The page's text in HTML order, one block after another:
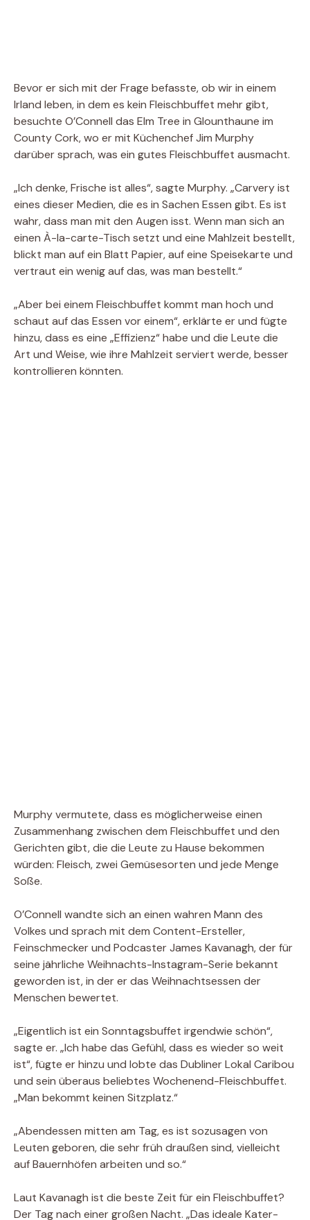
Bevor er sich mit der Frage befasste, ob wir in einem
Irland leben, in dem es kein Fleischbuffet mehr gibt,
besuchte O’Connell das Elm Tree in Glounthaune im
County Cork, wo er mit Küchenchef Jim Murphy
darüber sprach, was ein gutes Fleischbuffet ausmacht.
„Ich denke, Frische ist alles“, sagte Murphy. „Carvery ist
eines dieser Medien, die es in Sachen Essen gibt. Es ist
wahr, dass man mit den Augen isst. Wenn man sich an
einen À-la-carte-Tisch setzt und eine Mahlzeit bestellt,
blickt man auf ein Blatt Papier, auf eine Speisekarte und
vertraut ein wenig auf das, was man bestellt.“
„Aber bei einem Fleischbuffet kommt man hoch und
schaut auf das Essen vor einem“, erklärte er und fügte
hinzu, dass es eine „Effizienz“ habe und die Leute die
Art und Weise, wie ihre Mahlzeit serviert werde, besser
kontrollieren könnten.
Murphy vermutete, dass es möglicherweise einen
Zusammenhang zwischen dem Fleischbuffet und den
Gerichten gibt, die die Leute zu Hause bekommen
würden: Fleisch, zwei Gemüsesorten und jede Menge
Soße.
O’Connell wandte sich an einen wahren Mann des
Volkes und sprach mit dem Content-Ersteller,
Feinschmecker und Podcaster James Kavanagh, der für
seine jährliche Weihnachts-Instagram-Serie bekannt
geworden ist, in der er das Weihnachtsessen der
Menschen bewertet.
„Eigentlich ist ein Sonntagsbuffet irgendwie schön“,
sagte er. „Ich habe das Gefühl, dass es wieder so weit
ist“, fügte er hinzu und lobte das Dubliner Lokal Caribou
und sein überaus beliebtes Wochenend-Fleischbuffet.
„Man bekommt keinen Sitzplatz.“
„Abendessen mitten am Tag, es ist sozusagen von
Leuten geboren, die sehr früh draußen sind, vielleicht
auf Bauernhöfen arbeiten und so.“
Laut Kavanagh ist die beste Zeit für ein Fleischbuffet?
Der Tag nach einer großen Nacht. „Das ideale Kater-